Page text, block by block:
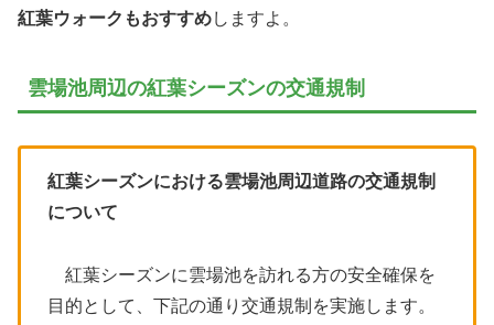
紅葉ウォークもおすすめしますよ。
雲場池周辺の紅葉シーズンの交通規制
紅葉シーズンにおける雲場池周辺道路の交通規制
について
紅葉シーズンに雲場池を訪れる方の安全確保を
目的として、下記の通り交通規制を実施します。